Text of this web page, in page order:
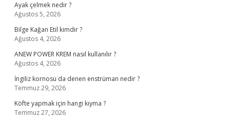
Ayak çelmek nedir ?
Ağustos 5, 2026
Bilge Kağan Etil kimdir ?
Ağustos 4, 2026
ANEW POWER KREM nasıl kullanılır ?
Ağustos 4, 2026
İngiliz kornosu da denen enstrüman nedir ?
Temmuz 29, 2026
Köfte yapmak için hangi kıyma ?
Temmuz 27, 2026